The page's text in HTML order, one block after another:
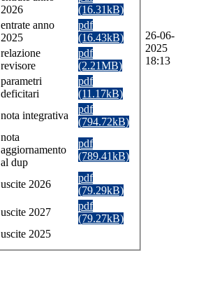
2026
(16.31kB)
entrate anno
2025
pdf
(16.43kB)
relazione
revisore
pdf
(2.21MB)
parametri
deficitari
pdf
(11.17kB)
nota integrativa
pdf
(794.72kB)
nota
aggiornamento
al dup
pdf
(789.41kB)
uscite 2026
pdf
(79.29kB)
uscite 2027
pdf
(79.27kB)
uscite 2025
26-06-
2025
18:13